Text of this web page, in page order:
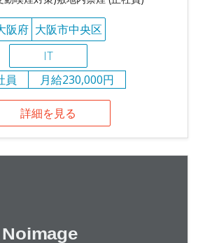
阪府 大阪市中央区
IT
員
月給230,000円
詳細を見る